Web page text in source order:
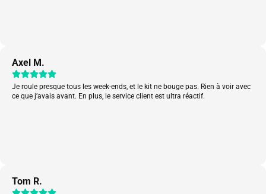
Axel M.
Je roule presque tous les week-ends, et le kit ne bouge pas. Rien à voir avec
ce que j’avais avant. En plus, le service client est ultra réactif.
Tom R.